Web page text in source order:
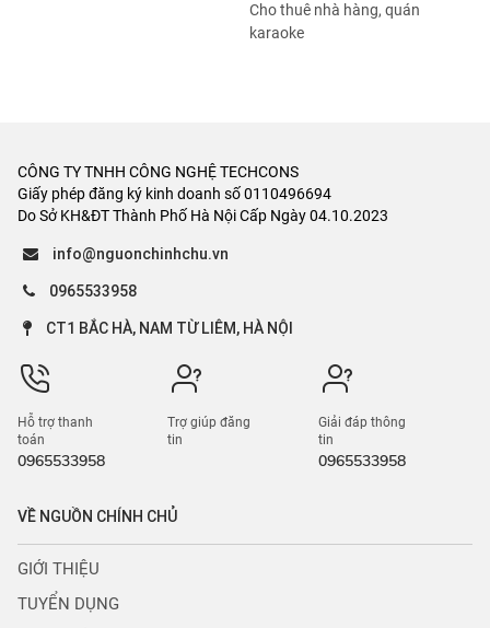
Cho thuê nhà hàng, quán
karaoke
CÔNG TY TNHH CÔNG NGHỆ TECHCONS
Giấy phép đăng ký kinh doanh số 0110496694
Do Sở KH&ĐT Thành Phố Hà Nội Cấp Ngày 04.10.2023
info@nguonchinhchu.vn
0965533958
CT1 BẮC HÀ, NAM TỪ LIÊM, HÀ NỘI
Hỗ trợ thanh
toán
0965533958
Trợ giúp đăng
tin
Giải đáp thông
tin
0965533958
VỀ NGUỒN CHÍNH CHỦ
GIỚI THIỆU
TUYỂN DỤNG